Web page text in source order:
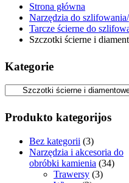
Strona główna
Narzędzia do
Tarcze ścierne do
Szczotki ścierne i
Kategorie
Produkto kategorijos
Bez kategorii (3)
Narzędzia i akcesoria do
obróbki kamienia (34)
Trawersy (3)